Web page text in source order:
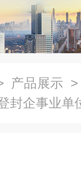
产品展示
封企事业单